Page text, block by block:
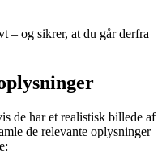
– og sikrer, at du går derfra
de har et realistisk billede af
de relevante oplysninger